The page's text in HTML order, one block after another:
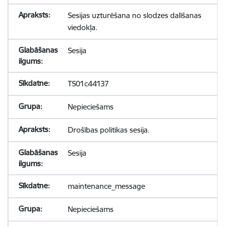
Sesijas uzturēšana no slodzes dalīšanas
viedokļa.
Sesija
TS01c44137
Nepieciešams
Drošības politikas sesija.
Sesija
maintenance_message
Nepieciešams